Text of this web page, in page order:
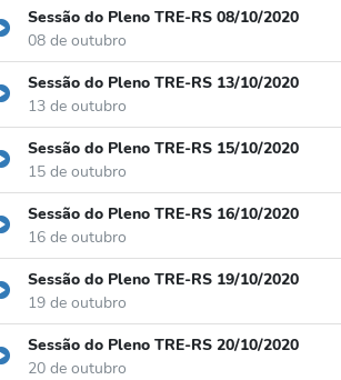
Sessão do Pleno TRE-RS 08/10/2020
08 de outubro
Sessão do Pleno TRE-RS 13/10/2020
13 de outubro
Sessão do Pleno TRE-RS 15/10/2020
15 de outubro
Sessão do Pleno TRE-RS 16/10/2020
16 de outubro
Sessão do Pleno TRE-RS 19/10/2020
19 de outubro
Sessão do Pleno TRE-RS 20/10/2020
20 de outubro